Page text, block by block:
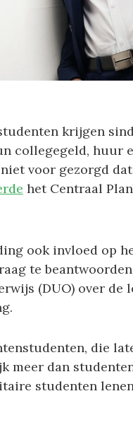
krijgen
collegegeld, huur
voor gezorgd
het Centraal
ook invloed op
te
(DUO) over de
die
meer dan
studenten lenen